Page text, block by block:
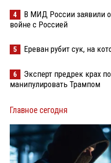
4
В МИД России заявили
войне с Россией
5 Ереван рубит сук, на
6
Эксперт предрек крах
манипулировать Трампом
Главное сегодня